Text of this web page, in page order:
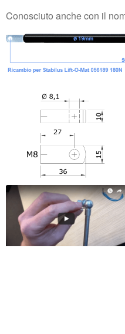
Conosciuto anche con il